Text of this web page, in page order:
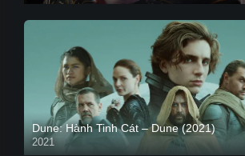
Dune: Hành Tinh Cát – Dune (2021)
2021
HD VIETSUB